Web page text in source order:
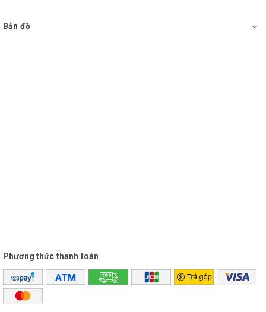
Tín hiệu ngõ ra
Màu loa
Điều khiển từ xa Có
Bản đồ
Phương thức thanh toán